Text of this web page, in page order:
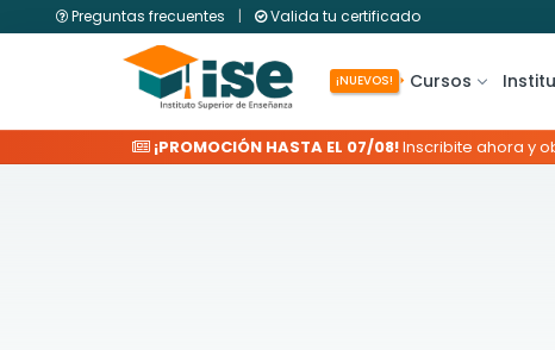
Preguntas frecuentes | Valida tu certificado
¡NUEVOS! Cursos
¡PROMOCIÓN HASTA EL 07/08!Inscribite ahora y